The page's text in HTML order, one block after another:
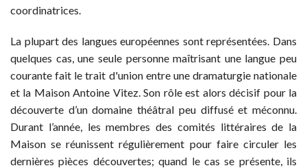
coordinatrices.
La plupart des langues européennes sont représentées. Dans
quelques cas, une seule personne maîtrisant une langue peu
courante fait le trait d'union entre une dramaturgie nationale
et la Maison Antoine Vitez. Son rôle est alors décisif pour la
découverte d’un domaine théâtral peu diffusé et méconnu.
Durant l’année, les membres des comités littéraires de la
Maison se réunissent régulièrement pour faire circuler les
dernières pièces découvertes; quand le cas se présente, ils